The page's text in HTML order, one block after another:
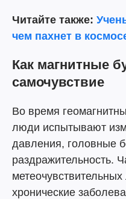
Читайте также:
чем пахнет в
Как магнитные
самочувствие
Во время
люди испытывают
давления, головные
раздражительность.
хронические